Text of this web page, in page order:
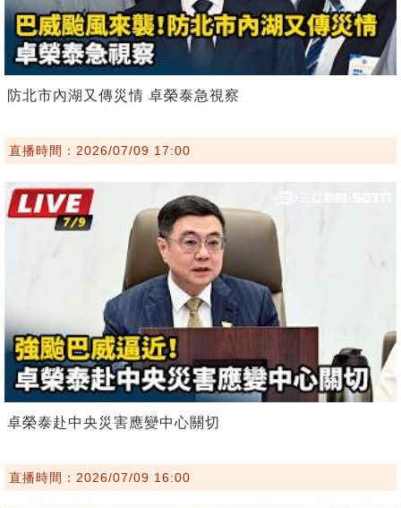
防北市內湖又傳災情 卓榮泰急視察
直播時間：2026/07/09 17:00
卓榮泰赴中央災害應變中心關切
直播時間：2026/07/09 16:00